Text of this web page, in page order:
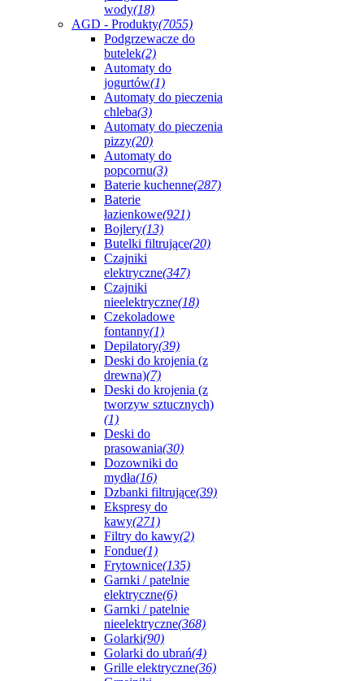
wody(18)
AGD - Produkty(7055)
Podgrzewacze do
butelek(2)
Automaty do
jogurtów(1)
Automaty do pieczenia
chleba(3)
Automaty do pieczenia
pizzy(20)
Automaty do
popcornu(3)
Baterie kuchenne(287)
Baterie
łazienkowe(921)
Bojlery(13)
Butelki filtrujące(20)
Czajniki
elektryczne(347)
Czajniki
nieelektryczne(18)
Czekoladowe
fontanny(1)
Depilatory(39)
Deski do krojenia (z
drewna)(7)
Deski do krojenia (z
tworzyw sztucznych)
(1)
Deski do
prasowania(30)
Dozowniki do
mydła(16)
Dzbanki filtrujące(39)
Ekspresy do
kawy(271)
Filtry do kawy(2)
Fondue(1)
Frytownice(135)
Garnki / patelnie
elektryczne(6)
Garnki / patelnie
nieelektryczne(368)
Golarki(90)
Golarki do ubrań(4)
Grille elektryczne(36)